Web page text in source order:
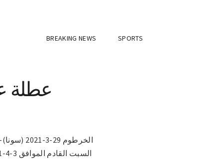
BREAKING NEWS SPORTS
عطلة